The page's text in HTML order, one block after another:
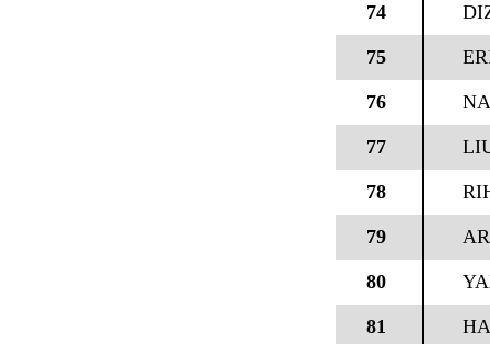
74
75
76
77
78
79
80
81